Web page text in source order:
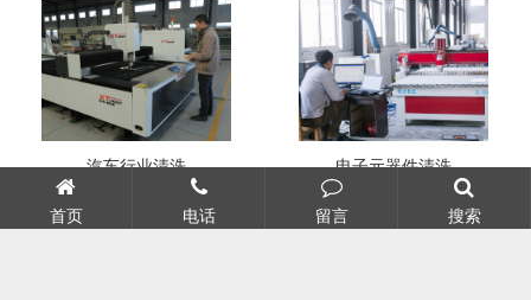
汽车行业清洗 电子元器件清洗
首页 电话 留言 搜索